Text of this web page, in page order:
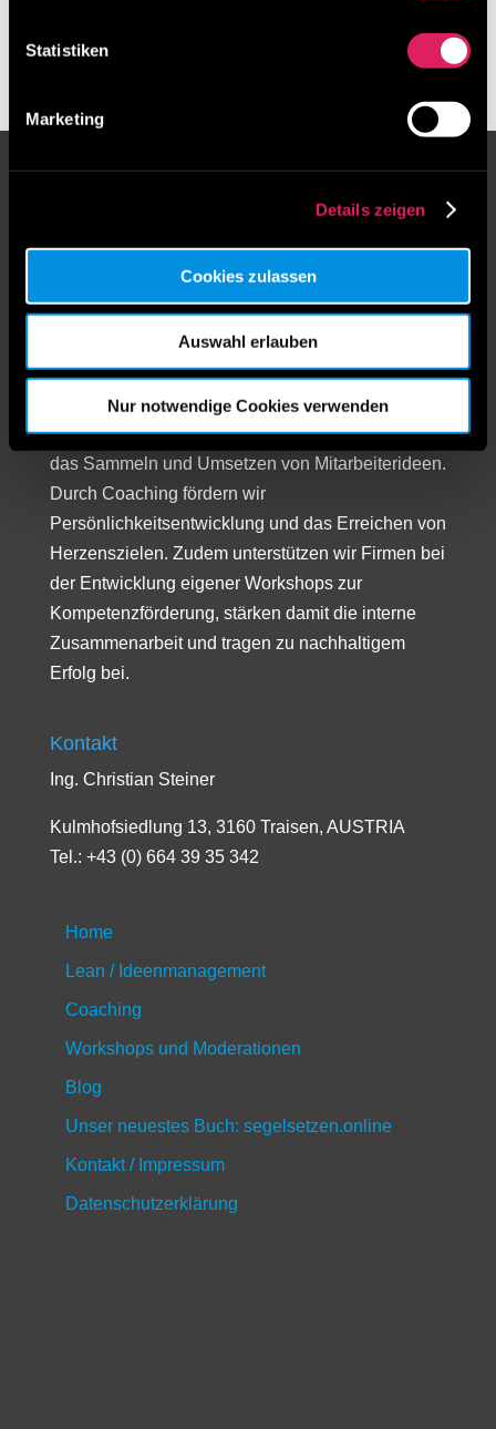
Statistiken
Marketing
Details zeigen
Cookies zulassen
Auswahl erlauben
Nur notwendige Cookies verwenden
Unternehmen bietet umfassende Dienstleistungen
in Ideenmanagement, Coaching und Workshop-
Design, um die Mitarbeiterpotenziale in Firmen
voll auszuschöpfen. Wir verbessern die
Unternehmensleistung durch Steigerung der
Mitarbeiterzufriedenheit und Anerkennung ihrer
Kreativität. Unser Ideenmanagement erleichtert
das Sammeln und Umsetzen von Mitarbeiterideen.
Durch Coaching fördern wir
Persönlichkeitsentwicklung und das Erreichen von
Herzenszielen. Zudem unterstützen wir Firmen bei
der Entwicklung eigener Workshops zur
Kompetenzförderung, stärken damit die interne
Zusammenarbeit und tragen zu nachhaltigem
Erfolg bei.
Kontakt
Ing. Christian Steiner
Kulmhofsiedlung 13, 3160 Traisen, AUSTRIA
Tel.: +43 (0) 664 39 35 342
Home
Lean / Ideenmanagement
Coaching
Workshops und Moderationen
Blog
Unser neuestes Buch: segelsetzen.online
Kontakt / Impressum
Datenschutzerklärung